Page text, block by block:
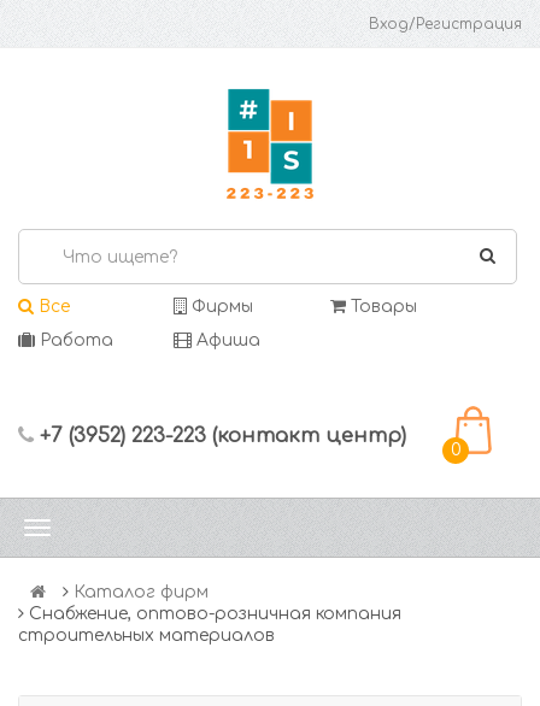
Вход/Регистрация
Все Фирмы
Товары
Работа
Афиша
+7 (3952) 223-223 (контакт центр)
0
Каталог фирм
Снабжение, оптово-розничная компания
строительных материалов